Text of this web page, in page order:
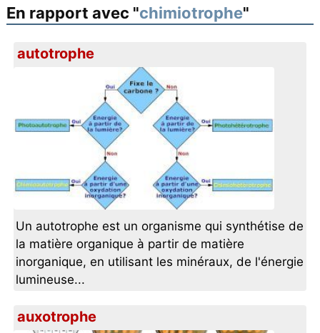
En rapport avec "chimiotrophe"
autotrophe
Un autotrophe est un organisme qui synthétise de
la matière organique à partir de matière
inorganique, en utilisant les minéraux, de l'énergie
lumineuse...
auxotrophe